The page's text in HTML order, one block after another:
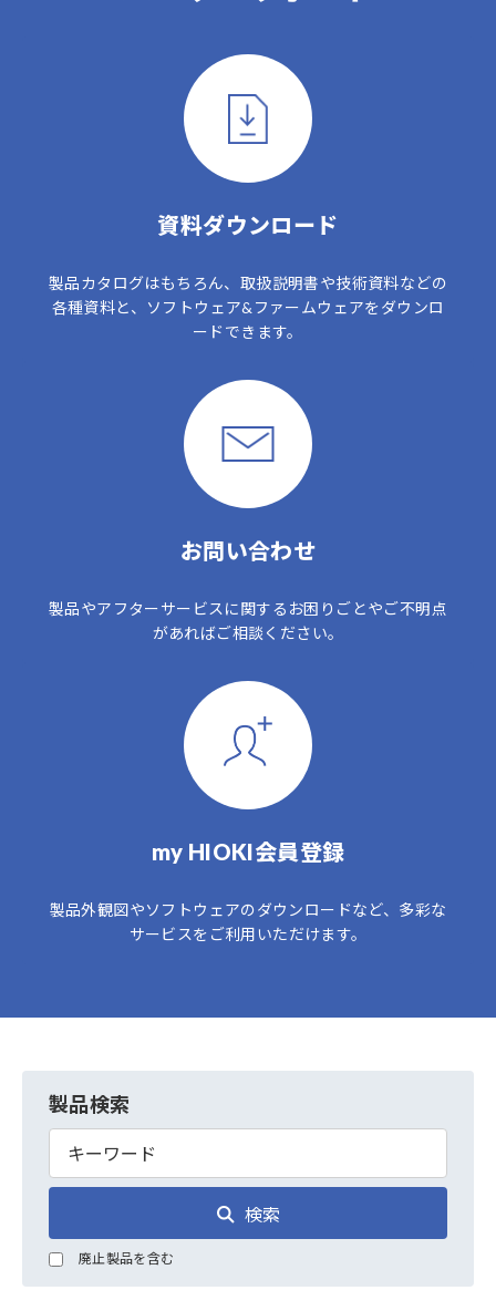
資料ダウンロード
製品カタログはもちろん、取扱説明書や技術資料などの
各種資料と、ソフトウェア&ファームウェアをダウンロ
ードできます。
お問い合わせ
製品やアフターサービスに関するお困りごとやご不明点
があればご相談ください。
my HIOKI会員登録
製品外観図やソフトウェアのダウンロードなど、多彩な
サービスをご利用いただけます。
製品検索
検索
廃止製品を含む